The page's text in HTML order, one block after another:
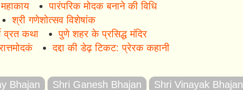
पारंपरिक मोदक बनाने की विधि
श्री गणेशोत्सव विशेषांक
व्रत कथा
पुणे शहर के प्रसिद्ध मंदिर
दद्दा की डेढ़ टिकट: प्रेरक कहानी
Bhajan Shri Ganesh Bhajan
Shri Vinayak Bhajan